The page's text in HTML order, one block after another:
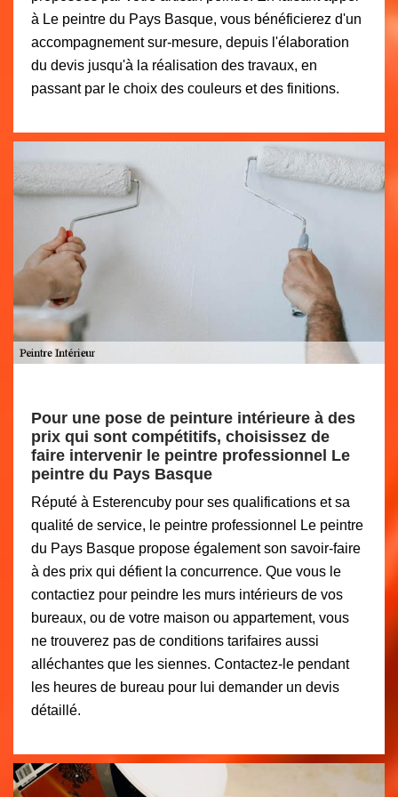
à Le peintre du Pays Basque, vous bénéficierez d'un
accompagnement sur-mesure, depuis l'élaboration
du devis jusqu'à la réalisation des travaux, en
passant par le choix des couleurs et des finitions.
Pour une pose de peinture intérieure à des
prix qui sont compétitifs, choisissez de
faire intervenir le peintre professionnel Le
peintre du Pays Basque
Réputé à Esterencuby pour ses qualifications et sa
qualité de service, le peintre professionnel Le peintre
du Pays Basque propose également son savoir-faire
à des prix qui défient la concurrence. Que vous le
contactiez pour peindre les murs intérieurs de vos
bureaux, ou de votre maison ou appartement, vous
ne trouverez pas de conditions tarifaires aussi
alléchantes que les siennes. Contactez-le pendant
les heures de bureau pour lui demander un devis
détaillé.